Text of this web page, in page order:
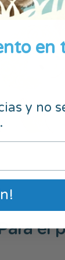
el
en
y no